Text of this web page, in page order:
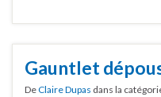
Gauntlet
DeClaire Dupas dans la